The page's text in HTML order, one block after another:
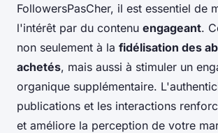
FollowersPasCher, il est essentiel de
l'intérêt par du contenu engageant.
non seulement à la fidélisation des
achetés, mais aussi à stimuler un
organique supplémentaire.
publications et les interactions
et améliore la perception de votre